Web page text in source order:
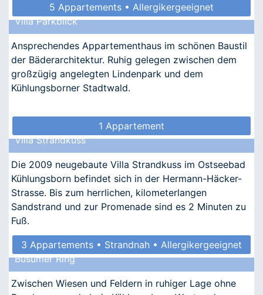
5 Appartements • Allergikergeeignet
Villa Parkblick
Ansprechendes Appartementhaus im schönen Baustil
der Bäderarchitektur. Ruhig gelegen zwischen dem
großzügig angelegten Lindenpark und dem
Kühlungsborner Stadtwald.
1 Appartement
Villa Strandkuss
Die 2009 neugebaute Villa Strandkuss im Ostseebad
Kühlungsborn befindet sich in der Hermann-Häcker-
Strasse. Bis zum herrlichen, kilometerlangen
Sandstrand und zur Promenade sind es 2 Minuten zu
Fuß.
3 Appartements • Strandnah • Allergikergeeignet
Büsumer Ring
Zwischen Wiesen und Feldern in ruhiger Lage ohne